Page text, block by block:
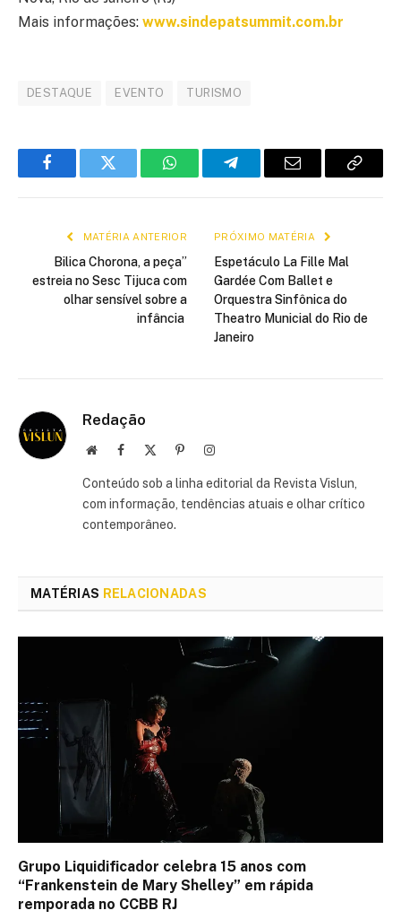
Mais informações: www.sindepatsummit.com.br
DESTAQUE EVENTO TURISMO
FacebookTwitter WhatsAppTelegramE-
Copiar
MATÉRIA ANTERIOR
Bilica Chorona, a peça”
estreia no Sesc Tijuca com
olhar sensível sobre a
infância
PRÓXIMO MATÉRIA
Espetáculo La Fille Mal
Gardée Com Ballet e
Orquestra Sinfônica do
Theatro Municial do Rio de
Janeiro
Redação
Site Facebook PinterestInstagram
Conteúdo sob a linha editorial da Revista Vislun,
com informação, tendências atuais e olhar crítico
contemporâneo.
MATÉRIAS RELACIONADAS
Grupo Liquidificador celebra 15 anos com
“Frankenstein de Mary Shelley” em rápida
remporada no CCBB RJ